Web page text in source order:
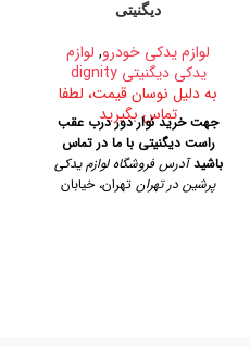
دیگنیتی
لوازم یدکی خودرو, لوازم
یدکی دیگنیتی dignity
به دلیل نوسان قیمت، لطفا
تماس بگیرید
جهت خرید نوار دور درب عقب
راست دیگنیتی با ما در تماس
باشید آدرس فروشگاه لوازم یدکی
پرشین در تهران تهران، خیابان